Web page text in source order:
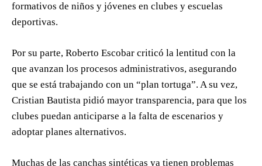
formativos de niños y jóvenes en clubes y escuelas
deportivas.
Por su parte, Roberto Escobar criticó la lentitud con la
que avanzan los procesos administrativos, asegurando
que se está trabajando con un “plan tortuga”. A su vez,
Cristian Bautista pidió mayor transparencia, para que los
clubes puedan anticiparse a la falta de escenarios y
adoptar planes alternativos.
Muchas de las canchas sintéticas ya tienen problemas